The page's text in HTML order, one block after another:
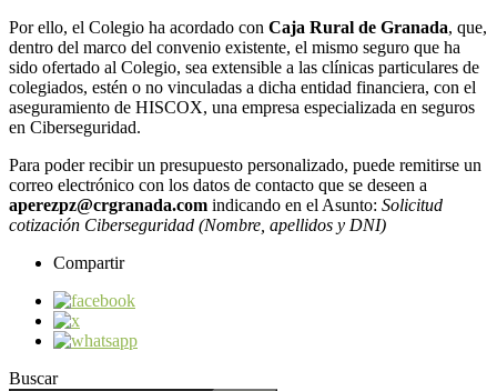
Por ello, el Colegio ha acordado con Caja Rural de Granada, que,
dentro del marco del convenio existente, el mismo seguro que ha
sido ofertado al Colegio, sea extensible a las clínicas particulares de
colegiados, estén o no vinculadas a dicha entidad financiera, con el
aseguramiento de HISCOX, una empresa especializada en seguros
en Ciberseguridad.
Para poder recibir un presupuesto personalizado, puede remitirse un
correo electrónico con los datos de contacto que se deseen a
aperezpz@crgranada.com indicando en el Asunto: Solicitud
cotización Ciberseguridad (Nombre, apellidos y DNI)
Compartir
Buscar